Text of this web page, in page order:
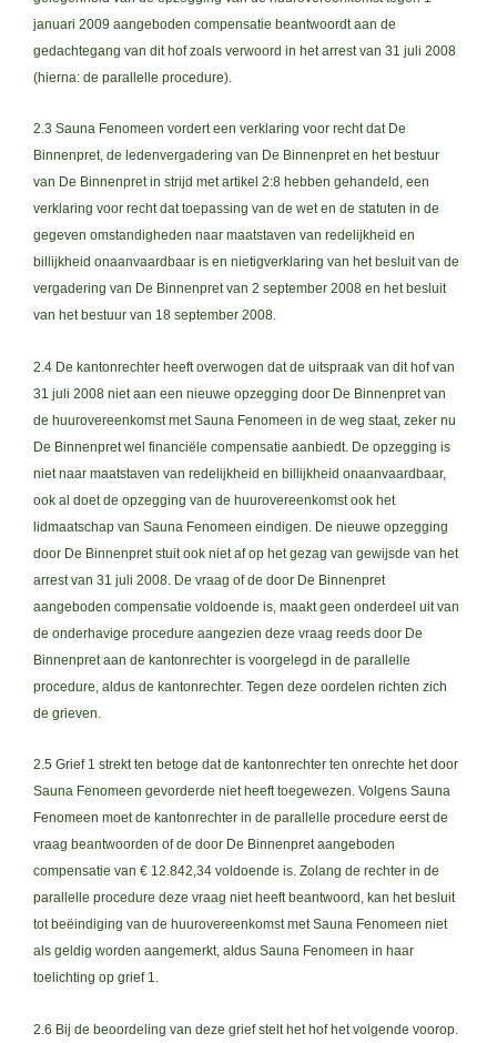
januari 2009 aangeboden compensatie beantwoordt aan de
gedachtegang van dit hof zoals verwoord in het arrest van 31 juli 2008
(hierna: de parallelle procedure).
2.3 Sauna Fenomeen vordert een verklaring voor recht dat De
Binnenpret, de ledenvergadering van De Binnenpret en het bestuur
van De Binnenpret in strijd met artikel 2:8 hebben gehandeld, een
verklaring voor recht dat toepassing van de wet en de statuten in de
gegeven omstandigheden naar maatstaven van redelijkheid en
billijkheid onaanvaardbaar is en nietigverklaring van het besluit van de
vergadering van De Binnenpret van 2 september 2008 en het besluit
van het bestuur van 18 september 2008.
2.4 De kantonrechter heeft overwogen dat de uitspraak van dit hof van
31 juli 2008 niet aan een nieuwe opzegging door De Binnenpret van
de huurovereenkomst met Sauna Fenomeen in de weg staat, zeker nu
De Binnenpret wel financiële compensatie aanbiedt. De opzegging is
niet naar maatstaven van redelijkheid en billijkheid onaanvaardbaar,
ook al doet de opzegging van de huurovereenkomst ook het
lidmaatschap van Sauna Fenomeen eindigen. De nieuwe opzegging
door De Binnenpret stuit ook niet af op het gezag van gewijsde van het
arrest van 31 juli 2008. De vraag of de door De Binnenpret
aangeboden compensatie voldoende is, maakt geen onderdeel uit van
de onderhavige procedure aangezien deze vraag reeds door De
Binnenpret aan de kantonrechter is voorgelegd in de parallelle
procedure, aldus de kantonrechter. Tegen deze oordelen richten zich
de grieven.
2.5 Grief 1 strekt ten betoge dat de kantonrechter ten onrechte het door
Sauna Fenomeen gevorderde niet heeft toegewezen. Volgens Sauna
Fenomeen moet de kantonrechter in de parallelle procedure eerst de
vraag beantwoorden of de door De Binnenpret aangeboden
compensatie van € 12.842,34 voldoende is. Zolang de rechter in de
parallelle procedure deze vraag niet heeft beantwoord, kan het besluit
tot beëindiging van de huurovereenkomst met Sauna Fenomeen niet
als geldig worden aangemerkt, aldus Sauna Fenomeen in haar
toelichting op grief 1.
2.6 Bij de beoordeling van deze grief stelt het hof het volgende voorop.